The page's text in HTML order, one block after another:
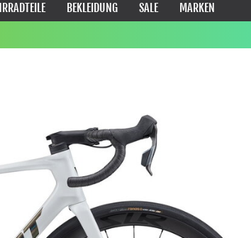
BEKLEIDUNG SALE
MARKEN